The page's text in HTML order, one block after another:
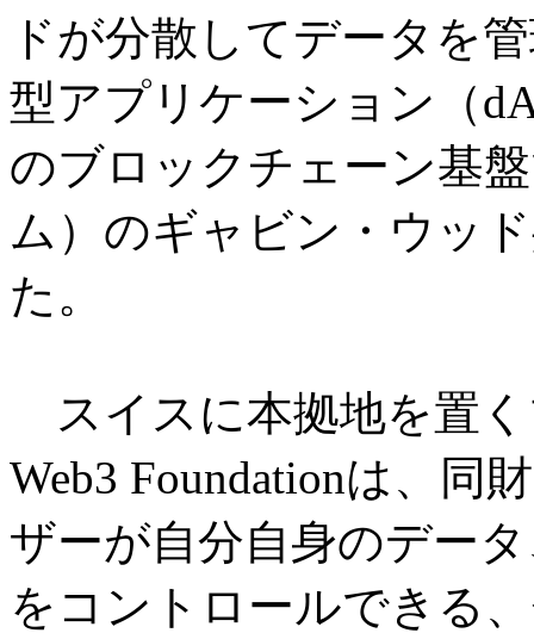
ドが分散してデータを
型アプリケーション（
のブロックチェーン基
ム）のギャビン・ウッ
た。
スイスに本拠地を置
Web3 Foundationは、同
ザーが自分自身のデー
をコントロールできる